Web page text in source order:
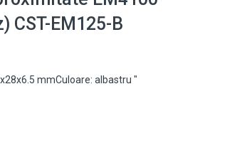
CST-EM125-B
mmCuloare: albastru "